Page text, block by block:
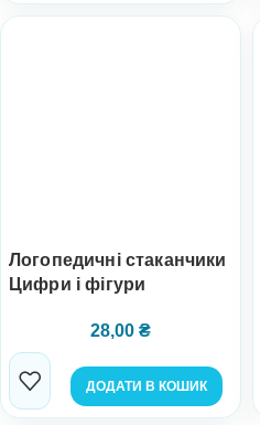
Логопедичні стаканчики
Цифри і фігури
28,00 ₴
ДОДАТИ В КОШИК